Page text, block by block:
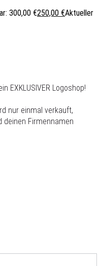
300,00 €250,00 €Aktueller
EXKLUSIVER Logoshop!
nur einmal verkauft,
deinen Firmennamen